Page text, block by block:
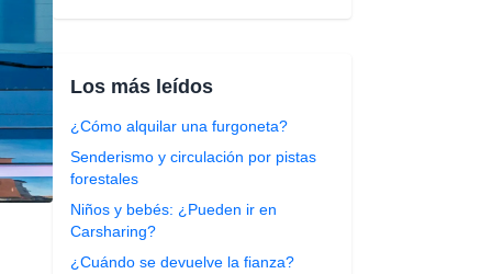
Los más leídos
¿Cómo alquilar una furgoneta?
Senderismo y circulación por pistas
forestales
Niños y bebés: ¿Pueden ir en
Carsharing?
¿Cuándo se devuelve la fianza?